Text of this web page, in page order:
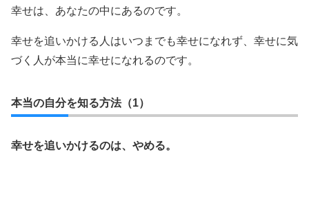
幸せは、あなたの中にあるのです。
幸せを追いかける人はいつまでも幸せになれず、幸せに気
づく人が本当に幸せになれるのです。
本当の自分を知る方法（1）
幸せを追いかけるのは、やめる。